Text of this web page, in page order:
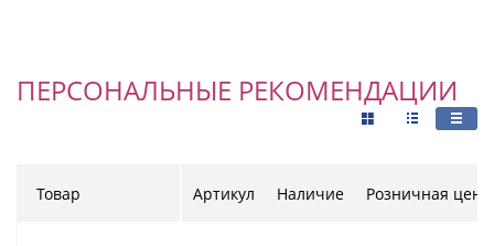
ПЕРСОНАЛЬНЫЕ РЕКОМЕНДАЦИИ
Товар Артикул Наличие Розничная цена